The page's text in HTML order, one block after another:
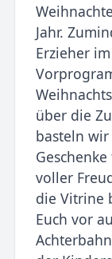
Jahr.
Erzieher
über die
basteln
voller
die Vitrine
Euch vor